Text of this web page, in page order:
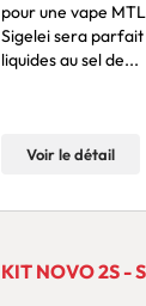
pour une vape MTL
Sigelei sera parfait pour vapoter des e-
liquides au sel de...
Voir le détail
KIT NOVO 2S -